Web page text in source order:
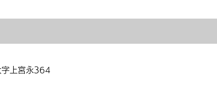
上宮永364